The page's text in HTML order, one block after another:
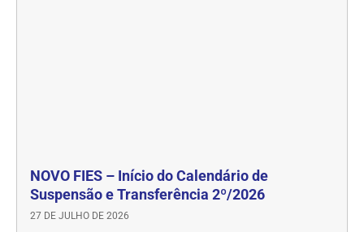
NOVO FIES – Início do Calendário de
Suspensão e Transferência 2º/2026
27 DE JULHO DE 2026